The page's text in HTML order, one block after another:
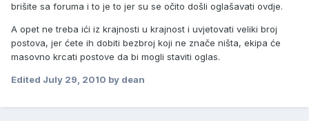
brišite sa foruma i to je to jer su se očito došli oglašavati ovdje.
A opet ne treba ići iz krajnosti u krajnost i uvjetovati veliki broj
postova, jer ćete ih dobiti bezbroj koji ne znače ništa, ekipa će
masovno krcati postove da bi mogli staviti oglas.
Edited July 29, 2010 by dean